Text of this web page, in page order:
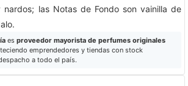
las Notas de Fondo son vainilla de
es proveedor mayorista de perfumes originales
emprendedores y tiendas con stock
a todo el país.